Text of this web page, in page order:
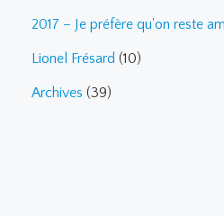
2017 – Je préfère qu'on reste
Lionel Frésard (10)
Archives (39)